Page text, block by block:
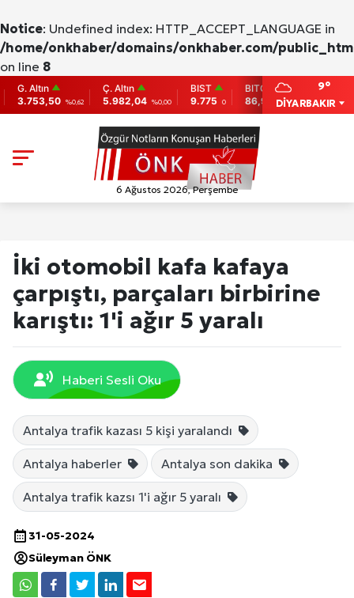
Notice: Undefined index: HTTP_ACCEPT_LANGUAGE in
/home/onkhaber/domains/onkhaber.com/
on line 8
%0,62
Ç. Altın
5.982,04 %0,00
BIST
9.775
0
BITCOIN
86,956.742
-0.31
2,007.26
DİYARBAKIR
9°
6 Ağustos 2026, Perşembe
İki otomobil kafa kafaya
çarpıştı, parçaları birbirine
karıştı: 1'i ağır 5 yaralı
Haberi Sesli Oku
Antalya trafik kazası 5 kişi yaralandı
Antalya haberler Antalya son dakika
Antalya trafik kazsı 1'i ağır 5 yaralı
31-05-2024
Süleyman ÖNK